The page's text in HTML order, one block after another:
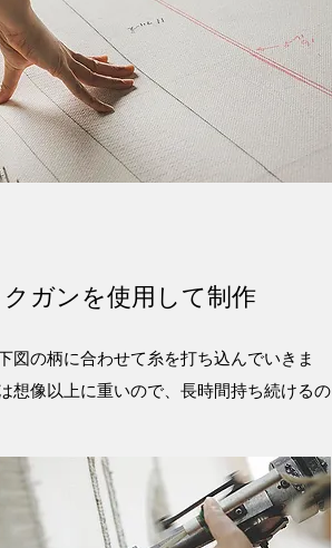
ガンを使用して制作
図の柄に合わせて糸を打ち込んでいきま
想像以上に重いので、長時間持ち続けるの